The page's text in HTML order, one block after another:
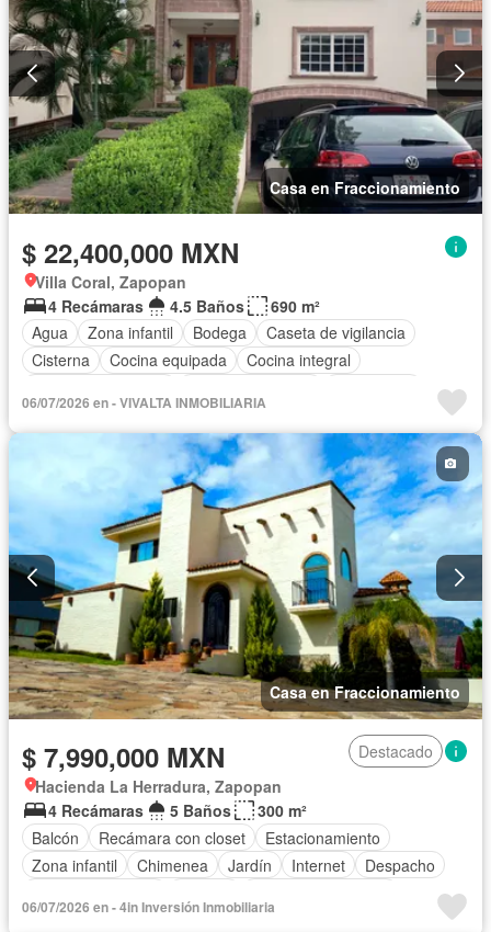
Casa en Fraccionamiento
$ 22,400,000 MXN
Villa Coral, Zapopan
4 Recámaras
4.5 Baños
690 m²
Agua
Zona infantil Bodega
Caseta de vigilancia
Cisterna
Cocina equipada
Cocina integral
Estacionamiento
Gas natural
Seguridad
Televisión por cable
Zonas verdes Sin amueblar
06/07/2026 en - VIVALTA INMOBILIARIA
Casa en Fraccionamiento
$ 7,990,000 MXN
Destacado
Hacienda La Herradura, Zapopan
4 Recámaras
5 Baños
300 m²
Balcón
Recámara con closet
Estacionamiento
Zona infantil
Chimenea Jardín Internet
Despacho
Sin amueblar
06/07/2026 en - 4in Inversión Inmobiliaria